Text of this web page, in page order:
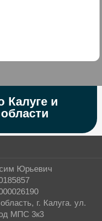
Калуге и
Юрьевич
г. Калуга. ул.
МПС 3к3